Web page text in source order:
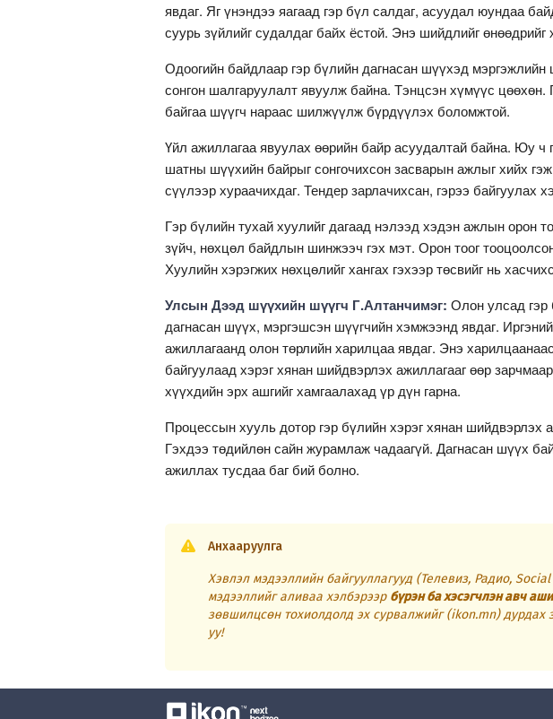
явдаг. Яг үнэндээ яагаад гэр бүл салдаг, асуудал юундаа
суурь зүйлийг судалдаг байх ёстой. Энэ шийдлийг өнөөдрийг
Одоогийн байдлаар гэр бүлийн дагнасан шүүхэд мэргэжлийн
сонгон шалгаруулалт явуулж байна. Тэнцсэн хүмүүс
байгаа шүүгч нараас шилжүүлж бүрдүүлэх боломжтой.
Үйл ажиллагаа явуулах өөрийн байр асуудалтай байна. Юу ч
шатны шүүхийн байрыг сонгочихсон засварын ажлыг хийх
сүүлээр хураачихдаг. Тендер зарлачихсан, гэрээ байгуулах
Гэр бүлийн тухай хуулийг дагаад нэлээд хэдэн ажлын орон
зүйч, нөхцөл байдлын шинжээч гэх мэт. Орон тоог
Хуулийн хэрэгжих нөхцөлийг хангах гэхээр төсвийг нь
Улсын Дээд шүүхийн шүүгч Г.Алтанчимэг: Олон улсад гэр
дагнасан шүүх, мэргэшсэн шүүгчийн хэмжээнд явдаг.
ажиллагаанд олон төрлийн харилцаа явдаг. Энэ
байгуулаад хэрэг хянан шийдвэрлэх ажиллагааг өөр
хүүхдийн эрх ашгийг хамгаалахад үр дүн гарна.
Процессын хууль дотор гэр бүлийн хэрэг хянан шийдвэрлэх
Гэхдээ төдийлөн сайн журамлаж чадаагүй. Дагнасан шүүх
ажиллах тусдаа баг бий болно.
Анхааруулга
Хэвлэл мэдээллийн байгууллагууд (Телевиз, Радио,
мэдээллийг аливаа хэлбэрээр бүрэн ба хэсэгчлэн авч
зөвшилцсөн тохиолдолд эх сурвалжийг (ikon.mn) дурдах
уу!